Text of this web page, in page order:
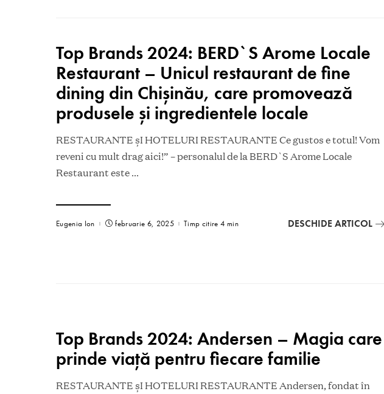
Top Brands 2024: BERD`S Arome Locale
Restaurant – Unicul restaurant de fine
dining din Chișinău, care promovează
produsele și ingredientele locale
RESTAURANTE șI HOTELURI RESTAURANTE Ce gustos e totul! Vom
reveni cu mult drag aici!” – personalul de la BERD`S Arome Locale
Restaurant este ...
Eugenia Ion februarie 6, 2025 Timp citire 4 min DESCHIDE ARTICOL
Top Brands 2024: Andersen – Magia care
prinde viață pentru fiecare familie
RESTAURANTE șI HOTELURI RESTAURANTE Andersen, fondat în